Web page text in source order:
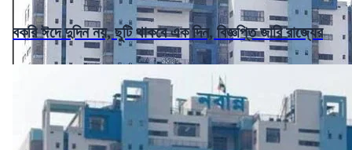
বকরি ঈদে দুদিন নয়, ছুটি থাকবে এক দিন, বিজ্ঞপ্তি জারি রাজ্যের